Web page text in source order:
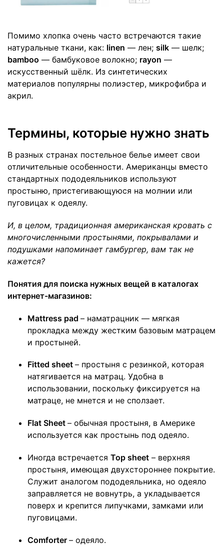
Помимо хлопка очень часто встречаются такие
натуральные ткани, как: linen — лен; silk — шелк;
bamboo — бамбуковое волокно; rayon —
искусственный шёлк. Из синтетических
материалов популярны полиэстер, микрофибра и
акрил.
Термины, которые нужно знать
В разных странах постельное белье имеет свои
отличительные особенности. Американцы вместо
стандартных пододеяльников используют
простыню, пристегивающуюся на молнии или
пуговицах к одеялу.
И, в целом, традиционная американская кровать с
многочисленными простынями, покрывалами и
подушками напоминает гамбургер, вам так не
кажется?
Понятия для поиска нужных вещей в каталогах
интернет-магазинов:
Mattress pad – наматрацник — мягкая
прокладка между жестким базовым матрацем
и простыней.
Fitted sheet – простыня с резинкой, которая
натягивается на матрац. Удобна в
использовании, поскольку фиксируется на
матраце, не мнется и не сползает.
Flat Sheet – обычная простыня, в Америке
используется как простынь под одеяло.
Иногда встречается Top sheet – верхняя
простыня, имеющая двухстороннее покрытие.
Служит аналогом пододеяльника, но одеяло
заправляется не вовнутрь, а укладывается
поверх и крепится липучками, замками или
пуговицами.
Comforter – одеяло.